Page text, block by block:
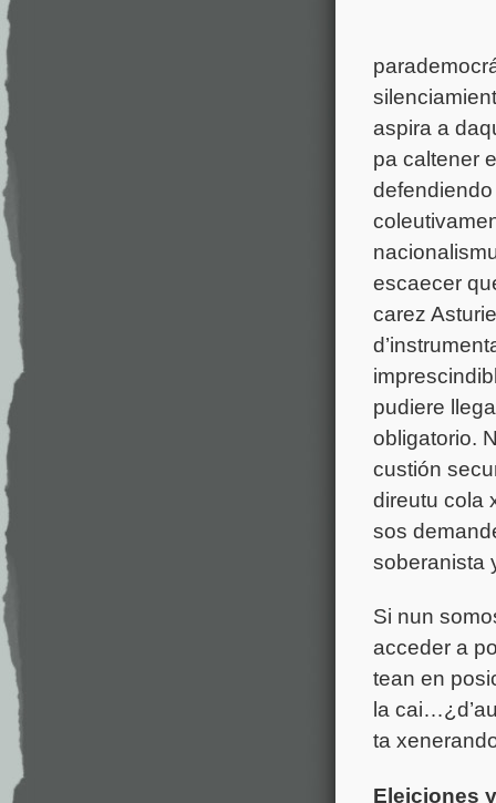
aspira a
pa caltener
escaecer
carez
d’
pudiere
obligatorio.
custión
direutu cola
sos
soberanista
Si nun
acceder a
tean en
la
ta
Eleiciones